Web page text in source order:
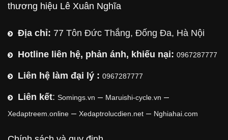
thương hiệu Lê Xuân Nghĩa
Địa chỉ: 77 Tôn Đức Thắng, Đống Đa, Hà Nội
Hotline liên hệ, phản ánh, khiếu nại: 0967287777
Liên hệ làm đại lý : 0967287777
Liên kết: Somings.vn – Maruishi-cycle.vn –
Xedaptreem.online – Xedaptrolucdien.net – Nghiahai.com